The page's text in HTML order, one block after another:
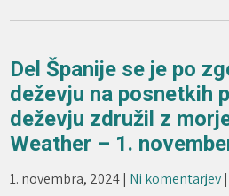
Del Španije se je po
deževju na posnetkih
deževju združil z
Weather – 1.
1. novembra, 2024| Ni komentarjev